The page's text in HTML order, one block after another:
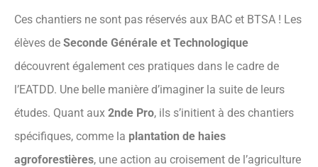
Ces chantiers ne sont pas réservés aux BAC et BTSA ! Les
élèves de Seconde Générale et Technologique
découvrent également ces pratiques dans le cadre de
l’EATDD. Une belle manière d’imaginer la suite de leurs
études. Quant aux 2nde Pro, ils s’initient à des chantiers
spécifiques, comme la plantation de haies
agroforestières, une action au croisement de l’agriculture